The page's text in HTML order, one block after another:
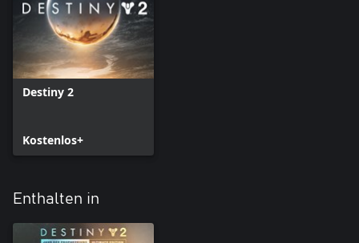
Destiny 2
Kostenlos+
Enthalten in